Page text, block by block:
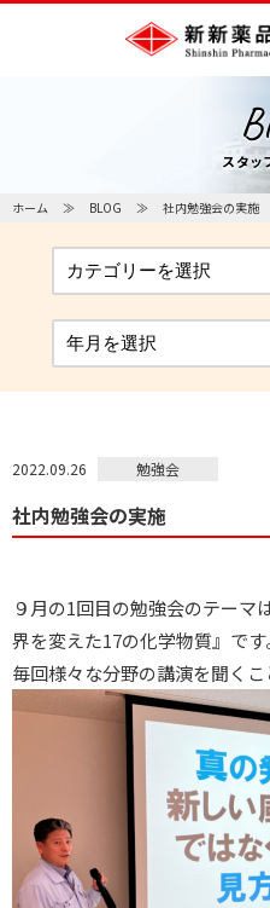
スタッ
ホーム BLOG 社内勉強会の実施
2022.09.26 勉強会
社内勉強会の実施
９月の1回目の勉強会のテー
界を変えた17の化学物質』です
毎回様々な分野の講演を聞くこ